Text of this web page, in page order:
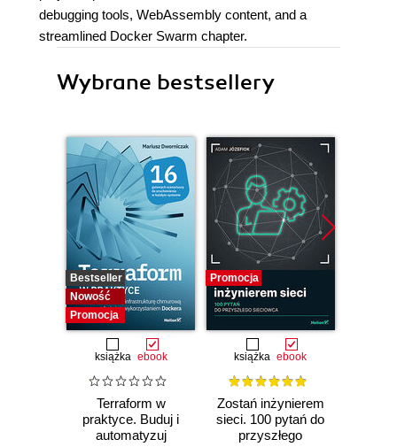
debugging tools, WebAssembly content, and a
streamlined Docker Swarm chapter.
Wybrane bestsellery
Bestseller
Nowość
Promocja
książka ebook
Terraform w
praktyce. Buduj i
automatyzuj
Promocja
książka ebook
Zostań inżynierem
sieci. 100 pytań do
przyszłego